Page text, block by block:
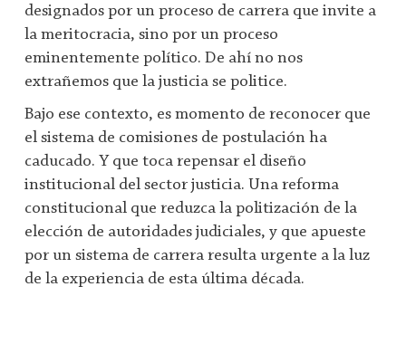
designados por un proceso de carrera que invite a
la meritocracia, sino por un proceso
eminentemente político. De ahí no nos
extrañemos que la justicia se politice.
Bajo ese contexto, es momento de reconocer que
el sistema de comisiones de postulación ha
caducado. Y que toca repensar el diseño
institucional del sector justicia. Una reforma
constitucional que reduzca la politización de la
elección de autoridades judiciales, y que apueste
por un sistema de carrera resulta urgente a la luz
de la experiencia de esta última década.